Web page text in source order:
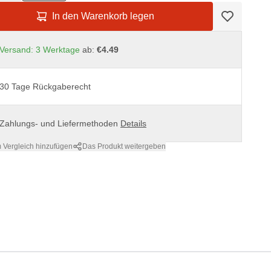
In den Warenkorb legen
Versand: 3 Werktage ab: €4.49
30 Tage Rückgaberecht
Zahlungs- und Liefermethoden Details
Vergleich hinzufügen Das Produkt weitergeben